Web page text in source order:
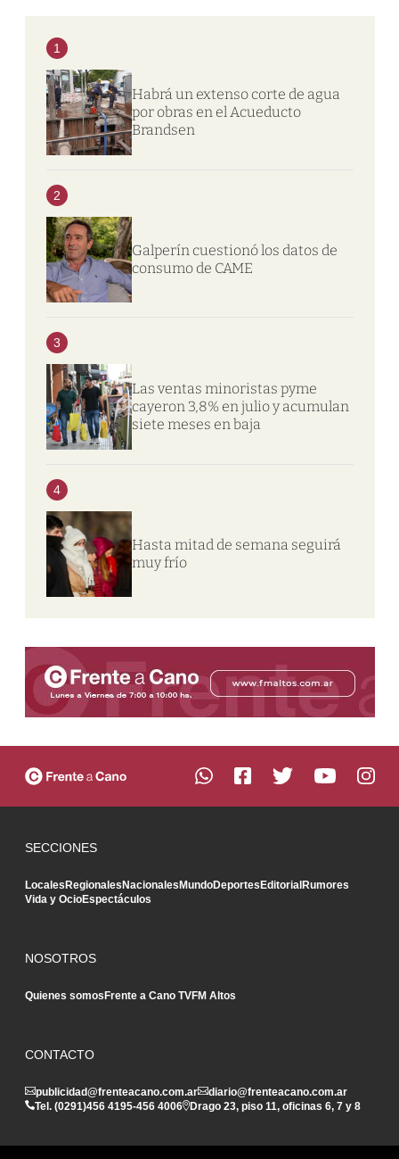
1
Habrá un extenso corte de agua
por obras en el Acueducto
Brandsen
2
Galperín cuestionó los datos de
consumo de CAME
3
Las ventas minoristas pyme
cayeron 3,8% en julio y acumulan
siete meses en baja
4
Hasta mitad de semana seguirá
muy frío
SECCIONES
LocalesRegionalesNacionalesMundoDeportesEditorialRumores
Vida y OcioEspectáculos
NOSOTROS
Quienes somosFrente a Cano TVFM Altos
CONTACTO
publicidad@frenteacano.com.ar
diario@frenteacano.com.ar
Tel. (0291)456 4195-456 4006 Drago 23, piso 11, oficinas 6, 7 y 8